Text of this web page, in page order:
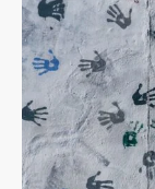
イテムをご紹
ーマンスと快
い。 防寒だけではないランニング用アームカバーの効果と
は？ マラソンにアームカバーを使用するメリットについて
実際に着用して感
機能で快適性とパフォ
ができる点はアー
ンシーズンの